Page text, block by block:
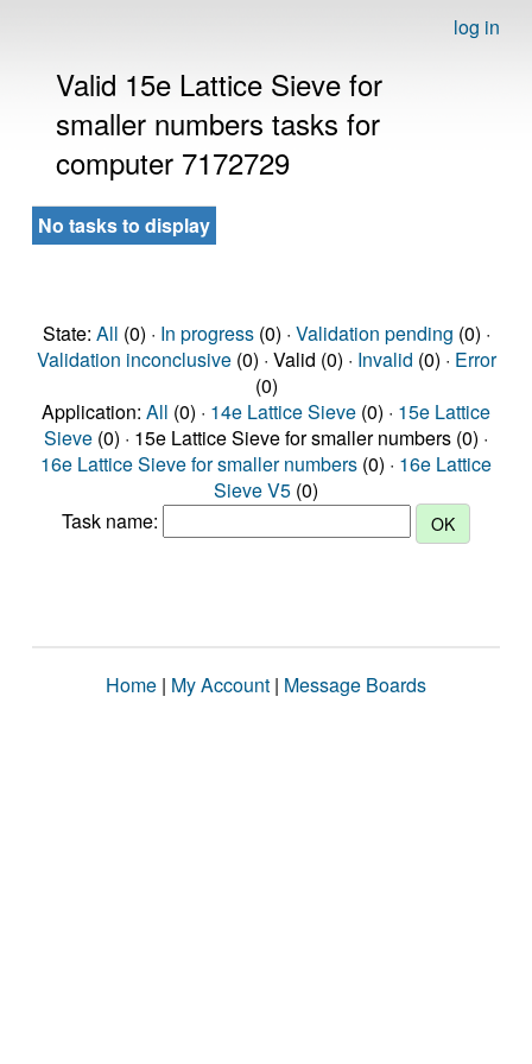
log in
Valid 15e Lattice Sieve for
smaller numbers tasks for
computer 7172729
No tasks to display
State: All (0) · In progress(0) · Validation pending (0) ·
Validation inconclusive(0) · Valid (0) · Invalid (0) · Error
(0)
Application: All (0) · 14e Lattice Sieve (0) · 15e Lattice
Sieve (0) · 15e Lattice Sieve for smaller numbers (0) ·
16e Lattice Sieve for smaller numbers (0) · 16e Lattice
Sieve V5 (0)
Task name:
Home | My Account | Message Boards